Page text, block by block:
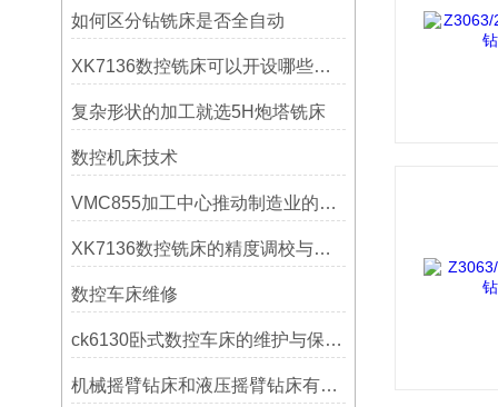
如何区分钻铣床是否全自动
XK7136数控铣床可以开设哪些考核项目？
复杂形状的加工就选5H炮塔铣床
数控机床技术
VMC855加工中心推动制造业的发展
XK7136数控铣床的精度调校与性能优化
数控车床维修
ck6130卧式数控车床的维护与保养策略
机械摇臂钻床和液压摇臂钻床有什么区别